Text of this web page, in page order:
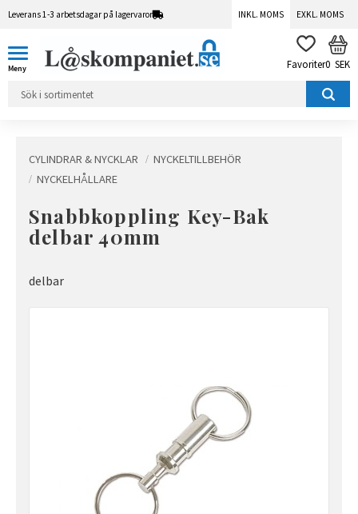
Leverans 1-3 arbetsdagar på lagervaror INKL. MOMS EXKL. MOMS
FAVORITER
0 SEK
CYLINDRAR & NYCKLAR
NYCKELTILLBEHÖR
NYCKELHÅLLARE
Snabbkoppling Key-Bak
delbar 40mm
delbar